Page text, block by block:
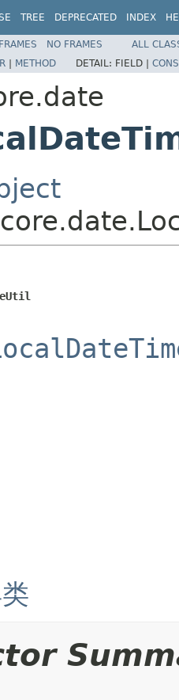
TREE DEPRECATED INDEX
FRAMES NO FRAMES
ALL
| METHOD DETAIL: FIELD |